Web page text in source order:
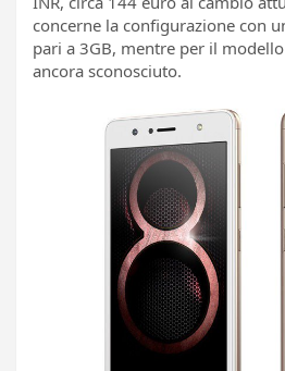
concerne la configurazione con
pari a 3GB, mentre per il
ancora sconosciuto.